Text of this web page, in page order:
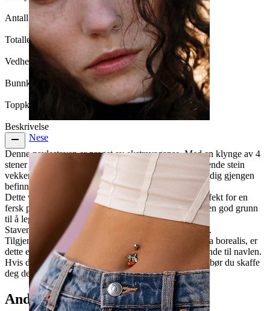
Nese
Antall enheter:
Totallengde: 32 mm.
Vedhengslengde: 14 mm.
Bunnkule:
Toppkule:
Beskrivelse
Denne navlestaven er preget av ekstravaganse. Med en klynge av 4
stener som er innfattede som dingler fra en større glitrende stein
vekker denne oppsikt. Toppens sten er der den innvendig gjengen
befinner seg.
Dette vakre smykket er laget av høykvalitets titan, perfekt for en
fersk piercing gitt dens hypoallergeniske egenskaper, en god grunn
til å legge den til samlingen din nå.
Staven er 10 mm lang med en trådtykkelse på 1,6 mm.
Tilgjengelig i 4 trendy farger, klar, rosa, aqua og aurora borealis, er
dette et utmerket valg hvis du ønsker deg noe spennende til navlen.
Hvis du elsker lange dingler inavlepiercingen
din, da bør du skaffe
deg denne i favorittfargen din før den blir utsolgt.
Andre har også kjøpt